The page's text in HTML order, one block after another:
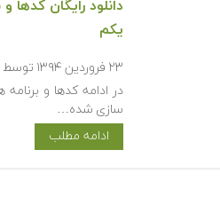
یکم
۲۳ فروردین ۱۳۹۴ توسط
سازی شده…
ادامه مطلب